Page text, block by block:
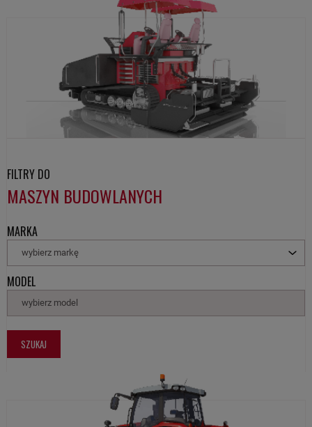
FILTRY DO
MASZYN BUDOWLANYCH
MARKA
wybierz markę
MODEL
wybierz model
SZUKAJ